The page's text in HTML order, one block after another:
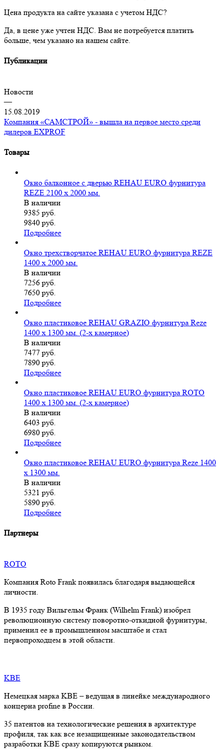
Цена продукта на сайте указана с учетом НДС?
Да, в цене уже учтен НДС. Вам не потребуется платить
больше, чем указано на нашем сайте.
Публикации
Новости
—
15.08.2019
Компания «САМСТРОЙ» - вышла на первое место среди
дилеров EXPROF
Товары
Окно балконное с дверью REHAU EURO фурнитура
REZE 2100 х 2000 мм.
В наличии
9385 руб.
9840 руб.
Подробнее
Окно трехстворчатое REHAU EURO фурнитура REZE
1400 х 2000 мм.
В наличии
7256 руб.
7650 руб.
Подробнее
Окно пластиковое REHAU GRAZIO фурнитура Reze
1400 х 1300 мм. (2-х камерное)
В наличии
7477 руб.
7890 руб.
Подробнее
Окно пластиковое REHAU EURO фурнитура ROTO
1400 х 1300 мм. (2-х камерное)
В наличии
6403 руб.
6980 руб.
Подробнее
Окно пластиковое REHAU EURO фурнитура Reze 1400
х 1300 мм.
В наличии
5321 руб.
5890 руб.
Подробнее
Партнеры
ROTO
Компания Roto Frank появилась благодаря выдающейся
личности.
В 1935 году Вильгельм Франк (Wilhelm Frank) изобрел
революционную систему поворотно-откидной фурнитуры,
применил ее в промышленном масштабе и стал
первопроходцем в этой области.
KBE
Немецкая марка KBE – ведущая в линейке международного
концерна profine в России.
35 патентов на технологические решения в архитектуре
профиля, так как все незащищенные законодательством
разработки КВЕ сразу копируются рынком.